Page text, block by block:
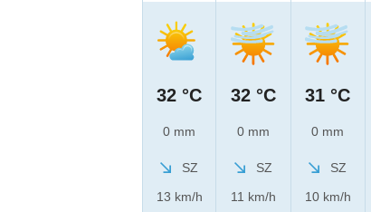
32 °C
0 mm
SZ
13 km/h
32 °C
0 mm
SZ
11 km/h
31 °C
0 mm
SZ
10 km/h